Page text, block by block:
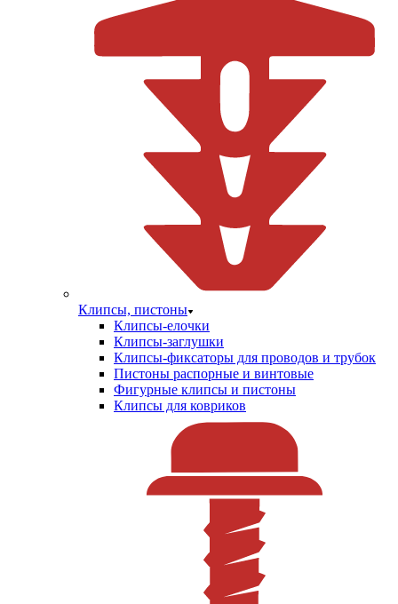
Клипсы, пистоны
Клипсы-елочки
Клипсы-заглушки
Клипсы-фиксаторы для проводов и трубок
Пистоны распорные и винтовые
Фигурные клипсы и пистоны
Клипсы для ковриков